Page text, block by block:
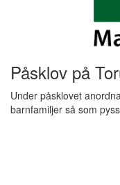
Påsklov på
Under påsklovet
barnfamiljer så som